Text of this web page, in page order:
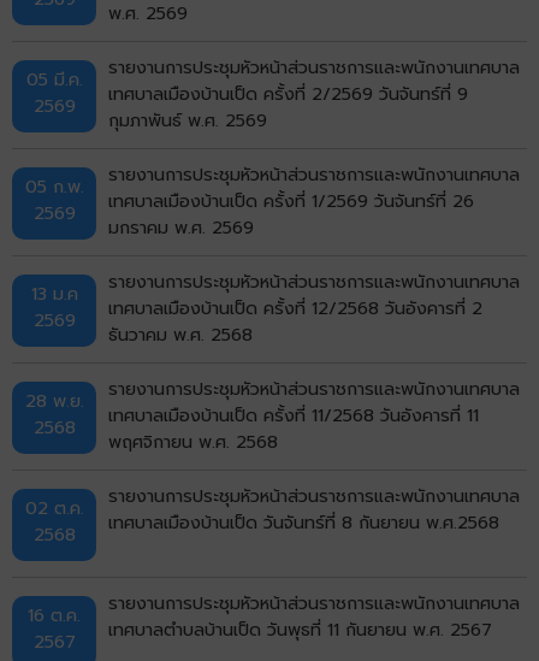
พ.ศ. 2569
05 มี.ค.
2569
รายงานการประชุมหัวหน้าส่วนราชการและพนักงานเทศบาล
เทศบาลเมืองบ้านเป็ด ครั้งที่ 2/2569 วันจันทร์ที่ 9
กุมภาพันธ์ พ.ศ. 2569
05 ก.พ.
2569
รายงานการประชุมหัวหน้าส่วนราชการและพนักงานเทศบาล
เทศบาลเมืองบ้านเป็ด ครั้งที่ 1/2569 วันจันทร์ที่ 26
มกราคม พ.ศ. 2569
13 ม.ค
2569
รายงานการประชุมหัวหน้าส่วนราชการและพนักงานเทศบาล
เทศบาลเมืองบ้านเป็ด ครั้งที่ 12/2568 วันอังคารที่ 2
ธันวาคม พ.ศ. 2568
28 พ.ย.
2568
รายงานการประชุมหัวหน้าส่วนราชการและพนักงานเทศบาล
เทศบาลเมืองบ้านเป็ด ครั้งที่ 11/2568 วันอังคารที่ 11
พฤศจิกายน พ.ศ. 2568
02 ต.ค.
2568
รายงานการประชุมหัวหน้าส่วนราชการและพนักงานเทศบาล
เทศบาลเมืองบ้านเป็ด วันจันทร์ที่ 8 กันยายน พ.ศ.2568
16 ต.ค.
2567
รายงานการประชุมหัวหน้าส่วนราชการและพนักงานเทศบาล
เทศบาลตำบลบ้านเป็ด วันพุธที่ 11 กันยายน พ.ศ. 2567